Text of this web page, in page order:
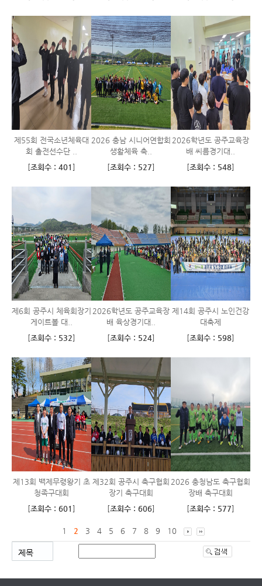
제55회 전국소년체육대
회 출전선수단 ..
[조회수 : 401 ]
2026 충남 시니어연합회
생활체육 축..
[조회수 : 527]
2026학년도 공주교육장
배 씨름경기대..
[조회수 : 548]
제6회 공주시 체육회장기
게이트볼 대..
[조회수 : 532]
2026학년도 공주교육장
배 육상경기대..
[조회수 : 524]
제14회 공주시 노인건강
대축제
[조회수 : 598]
제13회 백제무령왕기 초
청족구대회
[조회수 : 601 ]
제32회 공주시 축구협회
장기 축구대회
[조회수 : 606]
2026 충청남도 축구협회
장배 축구대회
[조회수 : 577]
1 2 3 4 5 6 7 8 9 10